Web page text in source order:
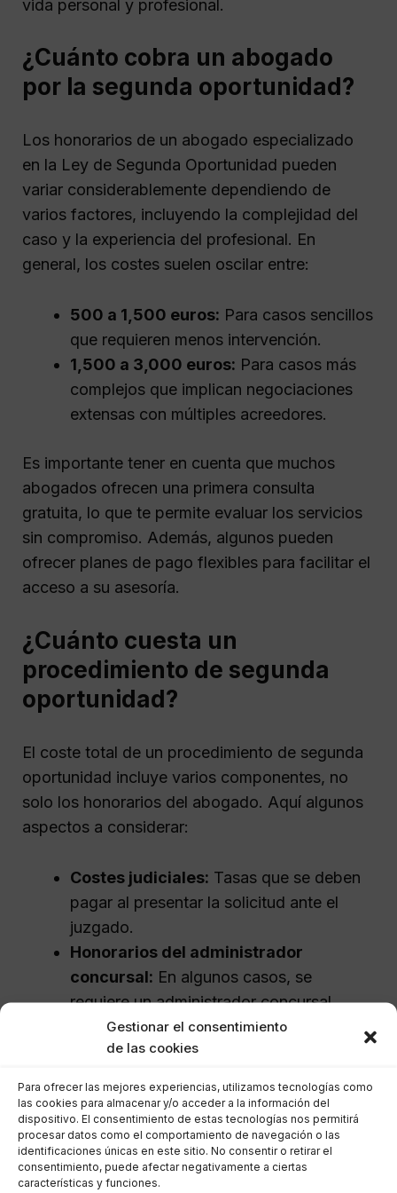
Gestionar el consentimiento
de las cookies
Para ofrecer las mejores experiencias, utilizamos tecnologías como
las cookies para almacenar y/o acceder a la información del
dispositivo. El consentimiento de estas tecnologías nos permitirá
procesar datos como el comportamiento de navegación o las
identificaciones únicas en este sitio. No consentir o retirar el
consentimiento, puede afectar negativamente a ciertas
características y funciones.
vida personal y profesional.
¿Cuánto cobra un abogado
por la segunda oportunidad?
Los honorarios de un abogado especializado
en la Ley de Segunda Oportunidad pueden
variar considerablemente dependiendo de
varios factores, incluyendo la complejidad del
caso y la experiencia del profesional. En
general, los costes suelen oscilar entre:
500 a 1,500 euros: Para casos sencillos
que requieren menos intervención.
1,500 a 3,000 euros: Para casos más
complejos que implican negociaciones
extensas con múltiples acreedores.
Es importante tener en cuenta que muchos
abogados ofrecen una primera consulta
gratuita, lo que te permite evaluar los servicios
sin compromiso. Además, algunos pueden
ofrecer planes de pago flexibles para facilitar el
acceso a su asesoría.
¿Cuánto cuesta un
procedimiento de segunda
oportunidad?
El coste total de un procedimiento de segunda
oportunidad incluye varios componentes, no
solo los honorarios del abogado. Aquí algunos
aspectos a considerar:
Costes judiciales: Tasas que se deben
pagar al presentar la solicitud ante el
juzgado.
Honorarios del administrador
concursal: En algunos casos, se
requiere un administrador concursal,
cuyo coste puede ser significativo.
Gastos administrativos:
asociados al proceso.
En total, el coste de un procedimiento puede
variar entre 1,000 y 5,000 euros, dependiendo